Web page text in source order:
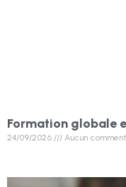
Formation globale
24/09/2026 Aucun